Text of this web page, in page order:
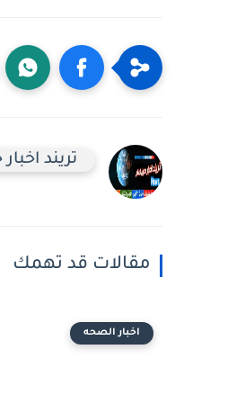
تريند
مقالات قد تهمك
اخبار الصحه